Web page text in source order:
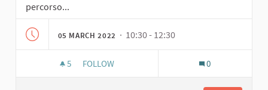
percorso...
05 MARCH 2022 · 10:30 - 12:30
5 5 FOLLOWERS
FOLLOW 0